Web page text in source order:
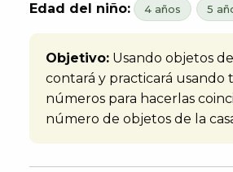
Edad del niño: 4 años 5
Objetivo: Usando objetos
contará y practicará usando
números para hacerlas
número de objetos de la